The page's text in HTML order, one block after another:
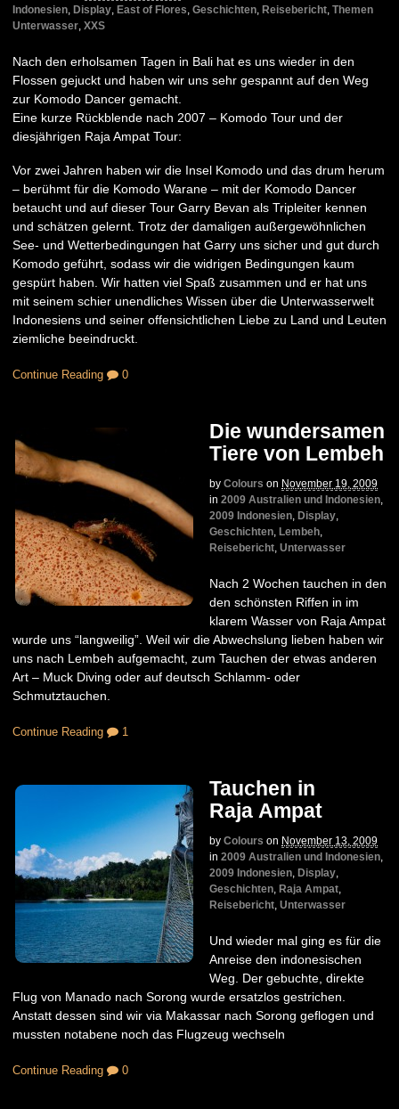
Indonesien, Display, East of Flores, Geschichten, Reisebericht, Themen
Unterwasser, XXS
Nach den erholsamen Tagen in Bali hat es uns wieder in den
Flossen gejuckt und haben wir uns sehr gespannt auf den Weg
zur Komodo Dancer gemacht.
Eine kurze Rückblende nach 2007 – Komodo Tour und der
diesjährigen Raja Ampat Tour:
Vor zwei Jahren haben wir die Insel Komodo und das drum herum
– berühmt für die Komodo Warane – mit der Komodo Dancer
betaucht und auf dieser Tour Garry Bevan als Tripleiter kennen
und schätzen gelernt. Trotz der damaligen außergewöhnlichen
See- und Wetterbedingungen hat Garry uns sicher und gut durch
Komodo geführt, sodass wir die widrigen Bedingungen kaum
gespürt haben. Wir hatten viel Spaß zusammen und er hat uns
mit seinem schier unendliches Wissen über die Unterwasserwelt
Indonesiens und seiner offensichtlichen Liebe zu Land und Leuten
ziemliche beeindruckt.
Continue Reading 0
Die wundersamen
Tiere von Lembeh
by Colours on November 19, 2009
in 2009 Australien und Indonesien
2009 Indonesien Display
Geschichten Lembeh
Reisebericht Unterwasser
Nach 2 Wochen tauchen in den
den schönsten Riffen in im
klarem Wasser von Raja Ampat
wurde uns “langweilig”. Weil wir die Abwechslung lieben haben wir
uns nach Lembeh aufgemacht, zum Tauchen der etwas anderen
Art – Muck Diving oder auf deutsch Schlamm- oder
Schmutztauchen.
Continue Reading 1
Tauchen in
Raja Ampat
by Colours on November 13, 2009
in 2009 Australien und Indonesien,
2009 Indonesien, Display,
Geschichten, Raja Ampat,
Reisebericht, Unterwasser
Und wieder mal ging es für die
Anreise den indonesischen
Weg. Der gebuchte, direkte
Flug von Manado nach Sorong wurde ersatzlos gestrichen.
Anstatt dessen sind wir via Makassar nach Sorong geflogen und
mussten notabene noch das Flugzeug wechseln
Continue Reading 0